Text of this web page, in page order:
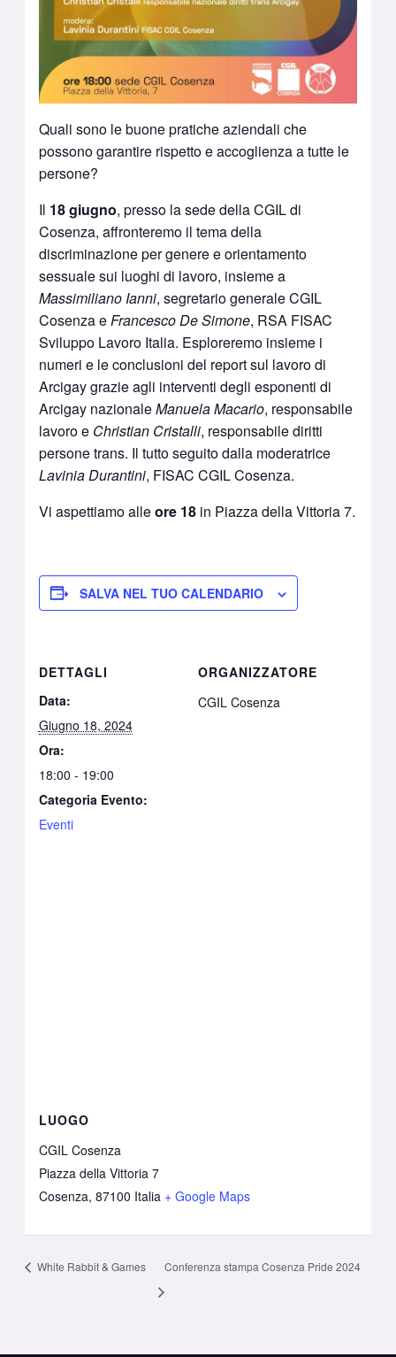
Quali sono le buone pratiche aziendali che
possono garantire rispetto e accoglienza a tutte le
persone?
Il 18 giugno, presso la sede della CGIL di
Cosenza, affronteremo il tema della
discriminazione per genere e orientamento
sessuale sui luoghi di lavoro, insieme a
Massimiliano Ianni, segretario generale CGIL
Cosenza eFrancesco De Simone, RSA FISAC
Sviluppo Lavoro Italia. Esploreremo insieme i
numeri e le conclusioni del report sul lavoro di
Arcigay grazie agli interventi degli esponenti di
Arcigay nazionaleManuela Macario, responsabile
lavoro e Christian Cristalli, responsabile diritti
persone trans. Il tutto seguito dalla moderatrice
Lavinia Durantini, FISAC CGIL Cosenza.
Vi aspettiamo alleore 18in Piazza della Vittoria 7.
SALVA NEL TUO CALENDARIO
DETTAGLI
Data:
Giugno 18, 2024
Ora:
18:00 - 19:00
Categoria Evento:
Eventi
ORGANIZZATORE
CGIL Cosenza
LUOGO
CGIL Cosenza
Piazza della Vittoria 7
Cosenza, 87100 Italia + Google Maps
White Rabbit & Games Conferenza stampa Cosenza Pride 2024